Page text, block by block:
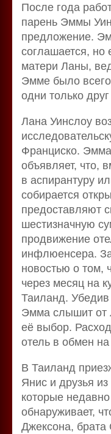
После года
парень Эммы
предложение.
соглашается, но
матери Ланы,
Эмме было всего
одни только
Лана Уинслоу
Франциско.
объявляет, что,
в аспирантуру
собирается
предоставляют
шестизначную
продвижение
инфлюенсера.
новостью о том,
через месяц на
Таиланд.
Эмма слышит от
её выбор.
отель в обмен
В Таиланд
Янис и друзья
которые
обнаруживает,
Джексона, брата